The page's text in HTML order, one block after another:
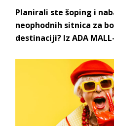
Planirali ste šoping i
neophodnih sitnica za
destinaciji? Iz ADA